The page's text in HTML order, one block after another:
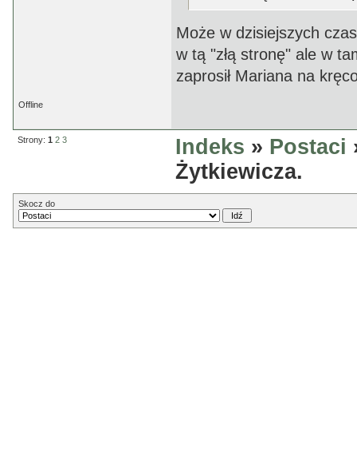
Może w dzisiejszych
w tą "złą stronę" ale w
zaprosił Mariana na
Offline
Strony: 1 2 3 Indeks » Postaci
Żytkiewicza.
Skocz do